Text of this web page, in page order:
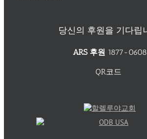
당신의 후원을 기다립
ARS 후원 1877-0608
QR코드